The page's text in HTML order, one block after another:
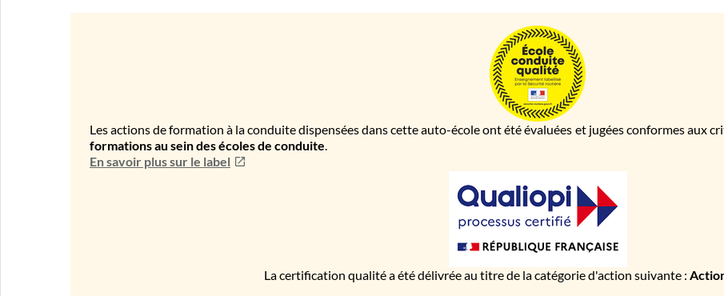
Les actions de formation à la conduite dispensées dans cette auto-école ont été évaluées et jugées conformes aux
formations au sein des écoles de conduite.
En savoir plus sur le label
La certification qualité a été délivrée au titre de la catégorie d'action suivante :